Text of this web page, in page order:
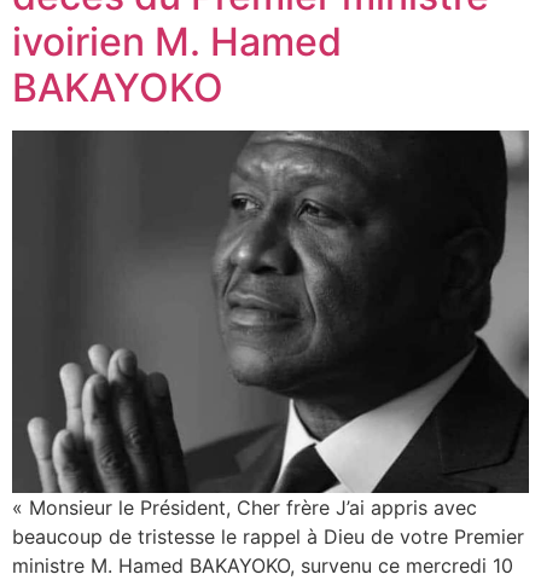
ivoirien M. Hamed
BAKAYOKO
« Monsieur le Président, Cher frère J’ai appris avec
beaucoup de tristesse le rappel à Dieu de votre Premier
ministre M. Hamed BAKAYOKO, survenu ce mercredi 10